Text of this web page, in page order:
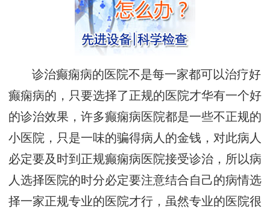
诊治癫痫病的医院不是每一家都可以治疗好
癫痫病的，只要选择了正规的医院才华有一个好
的诊治效果，许多癫痫病医院都是一些不正规的
小医院，只是一味的骗得病人的金钱，对此病人
必定要及时到正规癫痫病医院接受诊治，所以病
人选择医院的时分必定要注意结合自己的病情选
择一家正规专业的医院才行，虽然专业的医院很